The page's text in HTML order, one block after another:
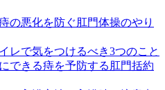
の悪化を防ぐ肛門体操のやり
レで気をつけるべき3つのこと
できる痔を予防する肛門括約